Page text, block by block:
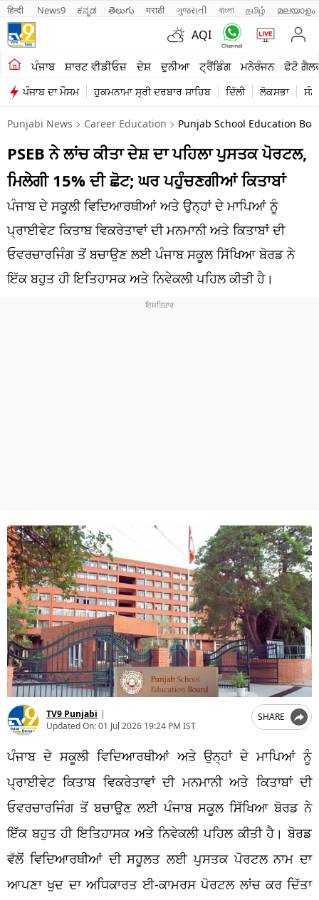
हिन्दी News9 ಕನ್ನಡ తెలుగు मराठी ગુજરાતી বাংলা தமிழ் മലയാളം
AQI
ਪੰਜਾਬ ਸ਼ਾਰਟ ਵੀਡੀਓਜ਼ ਦੇਸ਼ ਦੁਨੀਆ ਟ੍ਰੈਂਡਿੰਗ ਮਨੋਰੰਜਨ ਫੋਟੋ
ਪੰਜਾਬ ਦਾ ਮੌਸਮ ਹੁਕਮਨਾਮਾ ਸ੍ਰੀ ਦਰਬਾਰ ਸਾਹਿਬ ਦਿੱਲੀ ਲੋਕਸਭਾ
ਖੇਤੀਬਾੜੀ
ਸ਼ਾਰਟ ਵੀਡੀਓਜ਼
ਕਾਰੋਬਾਰ
ਕਰਿਅਰ
ਦੇਸ਼
ਲਾਈਫ ਸਟਾਈਲ
Punjabi News Career Education Punjab School Education
PSEB ਨੇ ਲਾਂਚ ਕੀਤਾ ਦੇਸ਼ ਦਾ ਪਹਿਲਾ ਪੁਸਤਕ ਪੋਰਟਲ,
ਮਿਲੇਗੀ 15% ਦੀ ਛੋਟ; ਘਰ ਪਹੁੰਚਣਗੀਆਂ ਕਿਤਾਬਾਂ
ਪੰਜਾਬ ਦੇ ਸਕੂਲੀ ਵਿਦਿਆਰਥੀਆਂ ਅਤੇ ਉਨ੍ਹਾਂ ਦੇ ਮਾਪਿਆਂ ਨੂੰ
ਪ੍ਰਾਈਵੇਟ ਕਿਤਾਬ ਵਿਕਰੇਤਾਵਾਂ ਦੀ ਮਨਮਾਨੀ ਅਤੇ ਕਿਤਾਬਾਂ ਦੀ
ਓਵਰਚਾਰਜਿੰਗ ਤੋਂ ਬਚਾਉਣ ਲਈ ਪੰਜਾਬ ਸਕੂਲ ਸਿੱਖਿਆ ਬੋਰਡ ਨੇ
ਇੱਕ ਬਹੁਤ ਹੀ ਇਤਿਹਾਸਕ ਅਤੇ ਨਿਵੇਕਲੀ ਪਹਿਲ ਕੀਤੀ ਹੈ।
TV9 Punjabi |
Updated On:01 Jul 2026 19:24 PM IST
SHARE
ਪੰਜਾਬ ਦੇ ਸਕੂਲੀ ਵਿਦਿਆਰਥੀਆਂ ਅਤੇ ਉਨ੍ਹਾਂ ਦੇ ਮਾਪਿਆਂ ਨੂੰ
ਪ੍ਰਾਈਵੇਟ ਕਿਤਾਬ ਵਿਕਰੇਤਾਵਾਂ ਦੀ ਮਨਮਾਨੀ ਅਤੇ ਕਿਤਾਬਾਂ ਦੀ
ਓਵਰਚਾਰਜਿੰਗ ਤੋਂ ਬਚਾਉਣ ਲਈ ਪੰਜਾਬ ਸਕੂਲ ਸਿੱਖਿਆ ਬੋਰਡ ਨੇ
ਇੱਕ ਬਹੁਤ ਹੀ ਇਤਿਹਾਸਕ ਅਤੇ ਨਿਵੇਕਲੀ ਪਹਿਲ ਕੀਤੀ ਹੈ। ਬੋਰਡ
ਵੱਲੋਂ ਵਿਦਿਆਰਥੀਆਂ ਦੀ ਸਹੂਲਤ ਲਈ ਪੁਸਤਕ ਪੋਰਟਲ ਨਾਮ ਦਾ
ਆਪਣਾ ਖੁਦ ਦਾ ਅਧਿਕਾਰਤ ਈ-ਕਾਮਰਸ ਪੋਰਟਲ ਲਾਂਚ ਕਰ ਦਿੱਤਾ